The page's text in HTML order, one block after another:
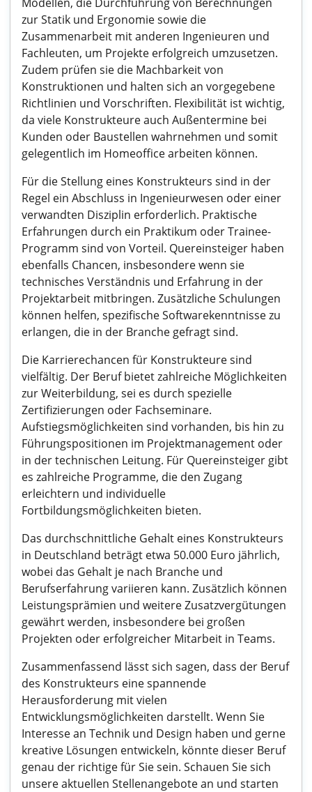
zur Statik und Ergonomie sowie die
Zusammenarbeit mit anderen Ingenieuren und
Fachleuten, um Projekte erfolgreich umzusetzen.
Zudem prüfen sie die Machbarkeit von
Konstruktionen und halten sich an vorgegebene
Richtlinien und Vorschriften. Flexibilität ist wichtig,
da viele Konstrukteure auch Außentermine bei
Kunden oder Baustellen wahrnehmen und somit
gelegentlich im Homeoffice arbeiten können.
Für die Stellung eines Konstrukteurs sind in der
Regel ein Abschluss in Ingenieurwesen oder einer
verwandten Disziplin erforderlich. Praktische
Erfahrungen durch ein Praktikum oder Trainee-
Programm sind von Vorteil. Quereinsteiger haben
ebenfalls Chancen, insbesondere wenn sie
technisches Verständnis und Erfahrung in der
Projektarbeit mitbringen. Zusätzliche Schulungen
können helfen, spezifische Softwarekenntnisse zu
erlangen, die in der Branche gefragt sind.
Die Karrierechancen für Konstrukteure sind
vielfältig. Der Beruf bietet zahlreiche Möglichkeiten
zur Weiterbildung, sei es durch spezielle
Zertifizierungen oder Fachseminare.
Aufstiegsmöglichkeiten sind vorhanden, bis hin zu
Führungspositionen im Projektmanagement oder
in der technischen Leitung. Für Quereinsteiger gibt
es zahlreiche Programme, die den Zugang
erleichtern und individuelle
Fortbildungsmöglichkeiten bieten.
Das durchschnittliche Gehalt eines Konstrukteurs
in Deutschland beträgt etwa 50.000 Euro jährlich,
wobei das Gehalt je nach Branche und
Berufserfahrung variieren kann. Zusätzlich können
Leistungsprämien und weitere Zusatzvergütungen
gewährt werden, insbesondere bei großen
Projekten oder erfolgreicher Mitarbeit in Teams.
Zusammenfassend lässt sich sagen, dass der Beruf
des Konstrukteurs eine spannende
Herausforderung mit vielen
Entwicklungsmöglichkeiten darstellt. Wenn Sie
Interesse an Technik und Design haben und gerne
kreative Lösungen entwickeln, könnte dieser Beruf
genau der richtige für Sie sein. Schauen Sie sich
unsere aktuellen Stellenangebote an und starten